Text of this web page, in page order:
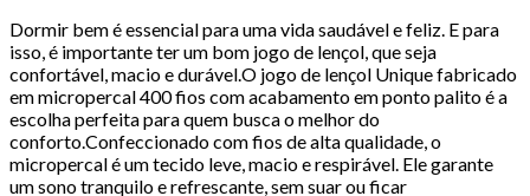
Dormir bem é essencial para uma vida saudável e feliz. E para
isso, é importante ter um bom jogo de lençol, que seja
confortável, macio e durável.O jogo de lençol Unique fabricado
em micropercal 400 fios com acabamento em ponto palito é a
escolha perfeita para quem busca o melhor do
conforto.Confeccionado com fios de alta qualidade, o
micropercal é um tecido leve, macio e respirável. Ele garante
um sono tranquilo e refrescante, sem suar ou ficar